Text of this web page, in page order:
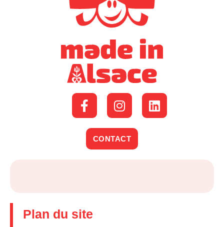
CONTACT
Plan du site